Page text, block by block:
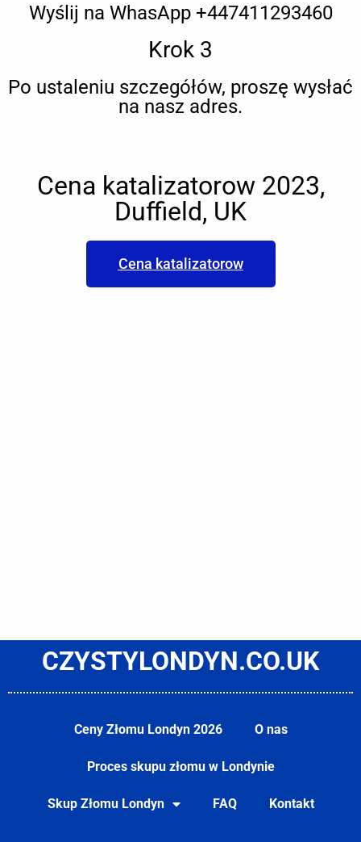
Wyślij na WhasApp +447411293460
Krok 3
Po ustaleniu szczegółów, proszę wysłać
na nasz adres.
Cena katalizatorow 2023,
Duffield, UK
Cena katalizatorow
CZYSTYLONDYN.CO.UK
Ceny Złomu Londyn 2026 O nas
Proces skupu złomu w Londynie
Skup Złomu Londyn FAQ Kontakt